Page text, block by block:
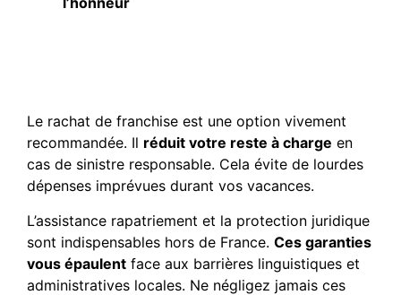
Le rachat de franchise est une option vivement
recommandée. Il réduit votre reste à charge en
cas de sinistre responsable. Cela évite de lourdes
dépenses imprévues durant vos vacances.
L’assistance rapatriement et la protection juridique
sont indispensables hors de France. Ces garanties
vous épaulent face aux barrières linguistiques et
administratives locales. Ne négligez jamais ces